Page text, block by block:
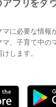
に必要な情報
、子育て中の
します。